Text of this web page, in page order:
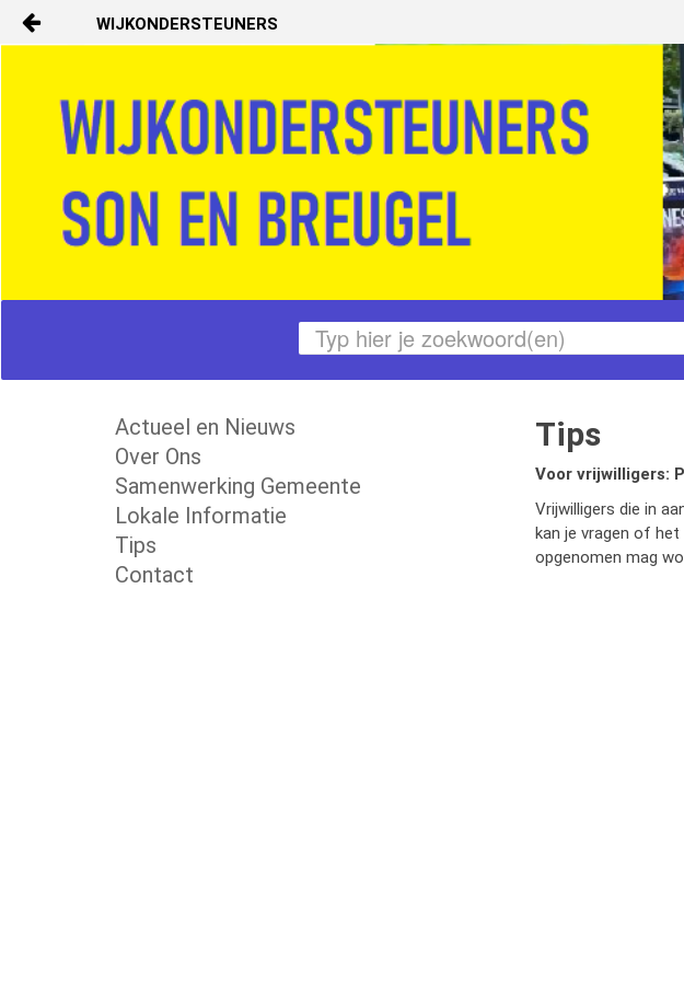
WIJKONDERSTEUNERS
Contact
Actueel en Nieuws
Over Ons
Samenwerking Gemeente
Lokale Informatie
Tips
Contact
Tips
Voor vrijwilligers:
Vrijwilligers die in
kan je vragen of
opgenomen mag